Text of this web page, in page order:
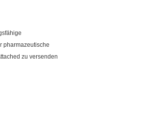
pharmazeutische
zu versenden